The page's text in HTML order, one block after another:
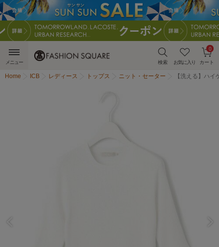
検索 お気に入り カート
0
メニュー
Home ICB レディース トップス ニット・セーター 【洗える】ハ